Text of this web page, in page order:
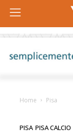
Home Pisa
PISA PISA CALCIO